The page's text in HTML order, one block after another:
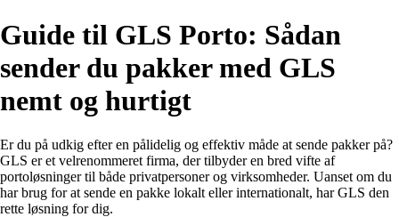
Guide til GLS Porto: Sådan
sender du pakker med GLS
nemt og hurtigt
Er du på udkig efter en pålidelig og effektiv måde at sende pakker på?
GLS er et velrenommeret firma, der tilbyder en bred vifte af
portoløsninger til både privatpersoner og virksomheder. Uanset om du
har brug for at sende en pakke lokalt eller internationalt, har GLS den
rette løsning for dig.